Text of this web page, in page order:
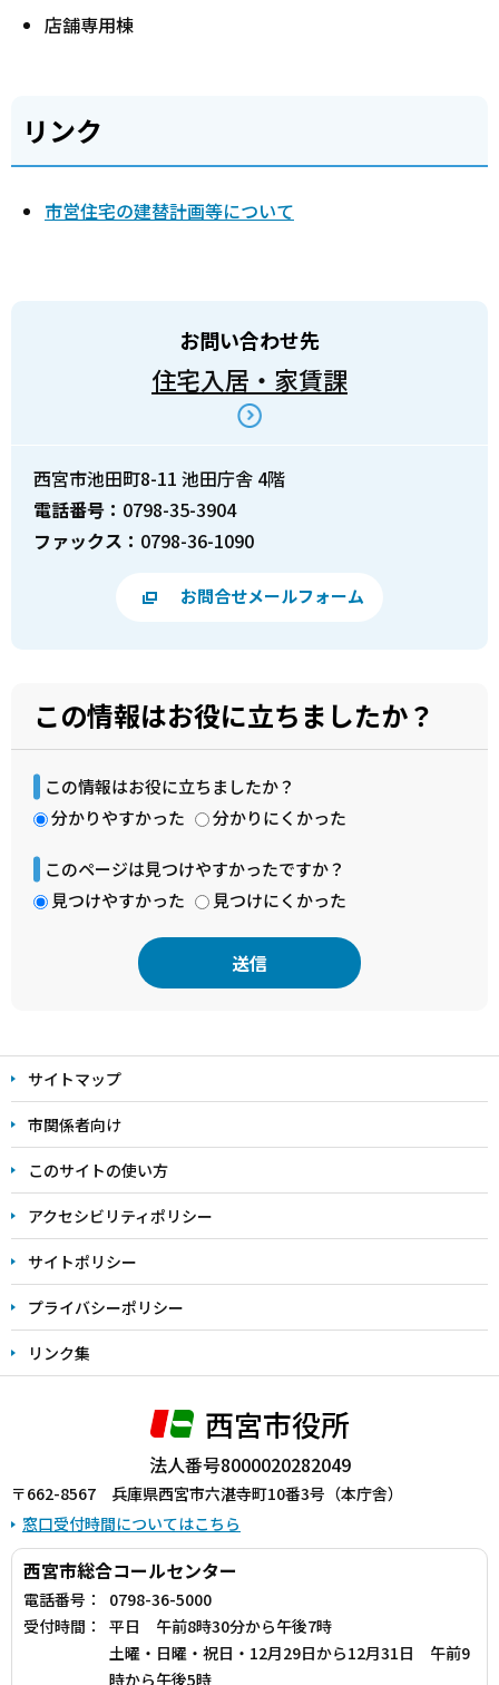
店舗専用棟
リンク
市営住宅の建替計画等について
お問い合わせ先
住宅入居・家賃課
西宮市池田町8-11 池田庁舎 4階
電話番号： 0798-35-3904
ファックス： 0798-36-1090
お問合せメールフォーム
この情報はお役に立ちましたか？
この情報はお役に立ちましたか？
分かりやすかった
分かりにくかった
このページは見つけやすかったですか？
見つけやすかった
見つけにくかった
文
こ
こ
ま
で
サイトマップ
市関係者向け
このサイトの使い方
アクセシビリティポリシー
サイトポリシー
プライバシーポリシー
リンク集
西宮市役所
法人番号8000020282049
〒662-8567 兵庫県西宮市六湛寺町10番3号（本庁舎）
窓口受付時間についてはこちら
西宮市総合コールセンター
電話番号：
0798-36-5000
受付時間：
平日 午前8時30分から午後7時
土曜・日曜・祝日・12月29日から12月31日 午前9
時から午後5時